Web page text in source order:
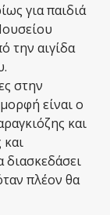
για παιδιά
την αιγίδα
στην
είναι ο
και
και
πλέον θα